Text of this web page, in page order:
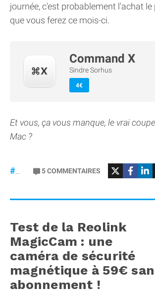
journée, c'est probablement l'achat
que vous ferez ce mois-ci.
Command X
Sindre Sorhus
4€
Et vous, ça vous manque, le vrai
Mac ?
#macOS 5COMMENTAIRES
Test de la Reolink
MagicCam : une
caméra de sécurité
magnétique à 59€
abonnement !